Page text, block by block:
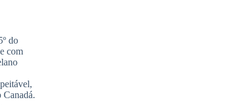
do
com
Canadá.